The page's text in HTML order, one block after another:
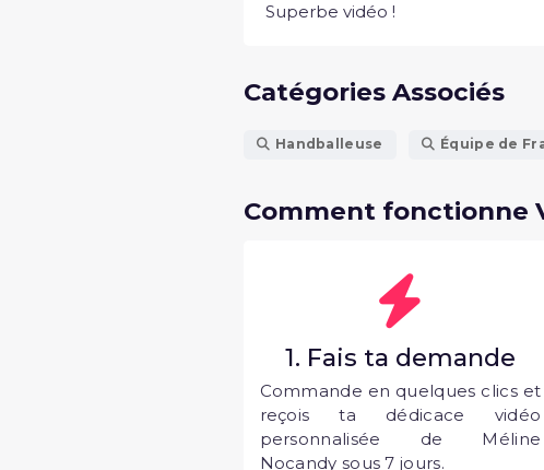
Superbe vidéo !
Catégories Associés
Handballeuse Équipe de
Comment fonctionne
1. Fais ta demande
Commande en quelques clics et
reçois ta dédicace vidéo
personnalisée de Méline
Nocandy sous 7 jours.